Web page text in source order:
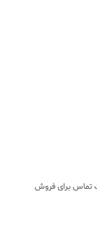
تماس برای فروش